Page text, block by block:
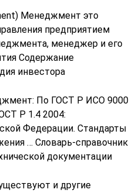
Менеджмент это
предприятием
менеджер и его
Содержание
инвестора
По ГОСТ Р ИСО 9000
Р 1.4 2004:
Федерации. Стандарты
… Словарь-справочник
документации
и другие